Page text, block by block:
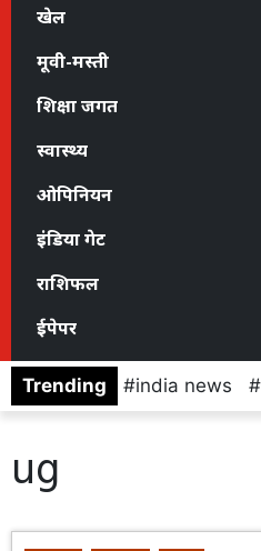
खेल
मूवी-मस्ती
शिक्षा जगत
स्वास्थ्य
ओपिनियन
इंडिया गेट
राशिफल
ईपेपर
Trending india news
ug